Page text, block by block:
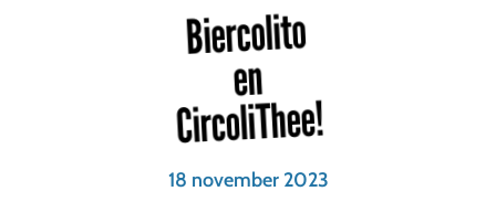
Biercolito
en
CircoliThee!
18 november 2023